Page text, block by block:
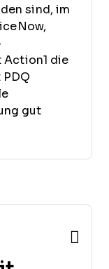
sind, im
Action1 die
gut